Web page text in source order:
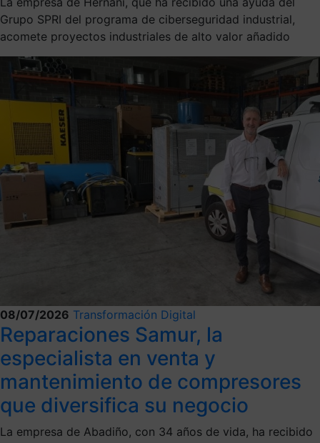
Grupo SPRI del programa de ciberseguridad industrial,
acomete proyectos industriales de alto valor añadido
08/07/2026 Transformación Digital
Reparaciones Samur, la
especialista en venta y
mantenimiento de compresores
que diversifica su negocio
La empresa de Abadiño, con 34 años de vida, ha recibido